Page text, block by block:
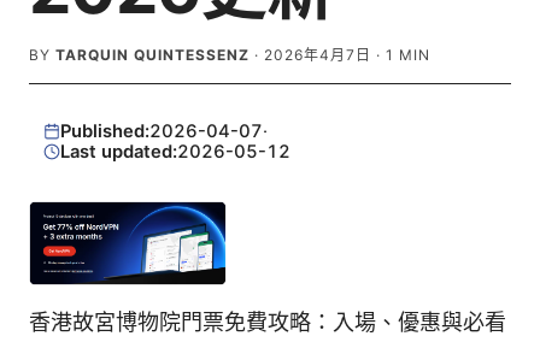
BY TARQUIN QUINTESSENZ · 2026年4月7日 · 1 MIN
Published:2026-04-07·
Last updated:2026-05-12
香港故宮博物院門票免費攻略：入場、優惠與必看